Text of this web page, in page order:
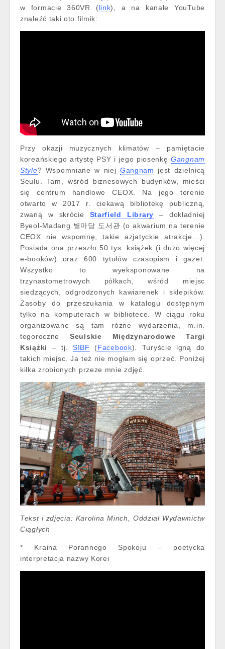
w formacie 360VR (link), a na kanale YouTube
znaleźć taki oto filmik:
Przy okazji muzycznych klimatów – pamiętacie
koreańskiego artystę PSY i jego piosenkęGangnam
Style? Wspomniane w niej Gangnam
jest dzielnicą
Seulu. Tam, wśród biznesowych budynków, mieści
się centrum handlowe CEOX. Na jego terenie
otwarto w 2017 r. ciekawą bibliotekę publiczną,
zwaną w skrócie Starfield Library – dokładniej
Byeol-Madang 별마당 도서관 (o akwarium na terenie
CEOX nie wspomnę, takie azjatyckie atrakcje…).
Posiada ona przeszło 50 tys. książek (i dużo więcej
e-booków) oraz 600 tytułów czasopism i gazet.
Wszystko to wyeksponowane na
trzynastometrowych półkach, wśród miejsc
siedzących, odgrodzonych kawiarenek i sklepików.
Zasoby do przeszukania w katalogu dostępnym
tylko na komputerach w bibliotece. W ciągu roku
organizowane są tam różne wydarzenia, m.in.
tegoroczneSeulskie Międzynarodowe Targi
Książki
– tj. SIBF (Facebook). Turyście lgną do
takich miejsc. Ja też nie mogłam się oprzeć. Poniżej
kilka zrobionych przeze mnie zdjęć.
Tekst i zdjęcia: Karolina Minch, Oddział Wydawnictw
Ciągłych
* Kraina Porannego Spokoju – poetycka
interpretacja nazwy Korei